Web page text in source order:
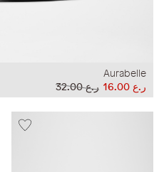
Aurabelle
ر.ع 32.00
ر.ع 16.00